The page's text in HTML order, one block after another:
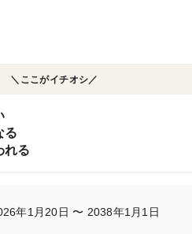
＼ここがイチオシ／
る
れる
年1月20日 〜 2038年1月1日